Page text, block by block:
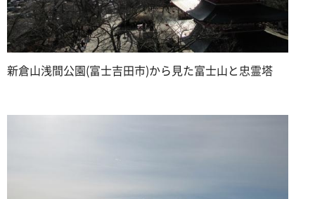
新倉山浅間公園(富士吉田市)から見た富士山と忠霊塔